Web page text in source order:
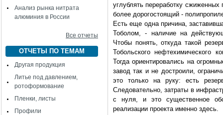
Анализ рынка нитрата
алюминия в России
Все отчеты
ОТЧЕТЫ ПО ТЕМАМ
Другая продукция
Литье под давлением,
ротоформование
Пленки, листы
Профили
углублять переработку сжиженных
более дорогостоящий -
Есть еще одна причина,
Тоболом, - наличие на
Чтобы понять, откуда такой
Тобольского нефтехимического
Тогда ориентировались на
завод так и не достроили,
это только на руку: есть
Следовательно, затраты в
с нуля, и это существенное
реализации проекта именно здесь.